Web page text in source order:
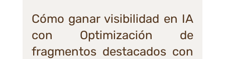
Cómo ganar visibilidad en IA
con Optimización de
fragmentos destacados con